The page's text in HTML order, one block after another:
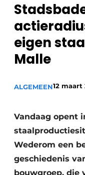
Meest
Nieuwsbrief
Podcasts
Privacy /
Aanmelden
Bedrijven
Bedrijven
Akoestiek
Beton &
Brandveiligheid
BIM
eigen
Malle
ALGEMEEN12 maart
Vandaag opent
Wederom een
geschiedenis
bouwgroep, die